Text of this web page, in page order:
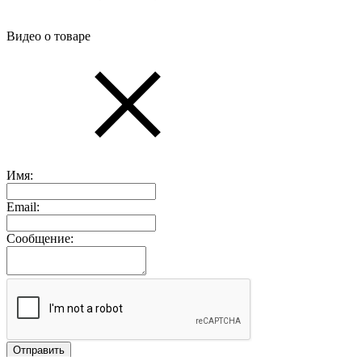
Видео о товаре
Имя:
Email:
Сообщение: